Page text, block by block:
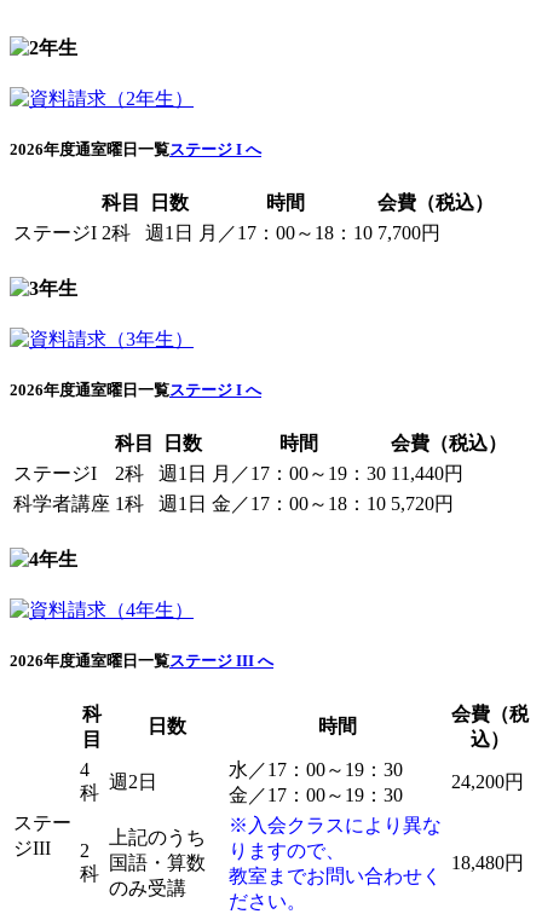
2026年度通室曜日一覧ステージ I へ
科目 日数 時間
会費（税込）
ステージI 2科 週1日 月／17：00～18：10 7,700円
2026年度通室曜日一覧ステージ I へ
科目 日数 時間
会費（税込）
ステージI
2科 週1日 月／17：00～19：30 11,440円
科学者講座 1科 週1日 金／17：00～18：10 5,720円
2026年度通室曜日一覧ステージ III へ
科
目
日数 時間
会費（税
込）
ステー
ジIII
4
科
週2日
水／17：00～19：30
金／17：00～19：30
24,200円
2
科
上記のうち
国語・算数
のみ受講
※入会クラスにより異な
りますので、
教室までお問い合わせく
ださい。
18,480円